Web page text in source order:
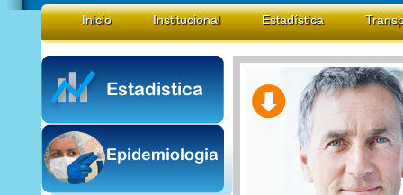
Inicio Institucional Estadística